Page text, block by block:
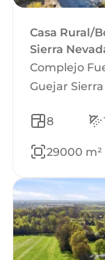
Casa Rural/
Sierra
Complejo
Guejar Sierra
8
29000 m²